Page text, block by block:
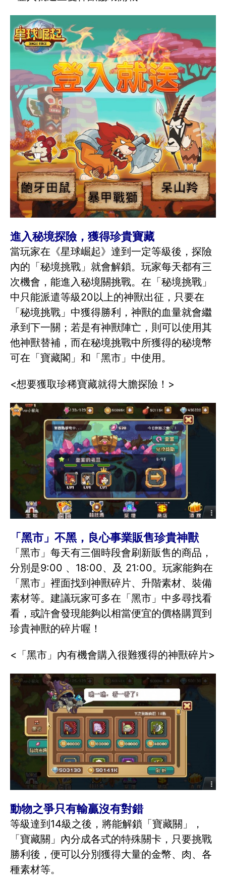
進入秘境探險，獲得珍貴寶藏
當玩家在《星球崛起》達到一定等級後，探險
內的「秘境挑戰」就會解鎖。玩家每天都有三
次機會，能進入秘境關挑戰。在「秘境挑戰」
中只能派遣等級20以上的神獸出征，只要在
「秘境挑戰」中獲得勝利，神獸的血量就會繼
承到下一關；若是有神獸陣亡，則可以使用其
他神獸替補，而在秘境挑戰中所獲得的秘境幣
可在「寶藏閣」和「黑市」中使用。
<想要獲取珍稀寶藏就得大膽探險！>
「黑市」不黑，良心事業販售珍貴神獸
「黑市」每天有三個時段會刷新販售的商品，
分別是9:00 、18:00、及 21:00。玩家能夠在
「黑市」裡面找到神獸碎片、升階素材、裝備
素材等。建議玩家可多在「黑市」中多尋找看
看，或許會發現能夠以相當便宜的價格購買到
珍貴神獸的碎片喔！
<「黑市」內有機會購入很難獲得的神獸碎片>
動物之爭只有輸贏沒有對錯
等級達到14級之後，將能解鎖「寶藏關」，
「寶藏關」內分成各式的特殊關卡，只要挑戰
勝利後，便可以分別獲得大量的金幣、肉、各
種素材等。